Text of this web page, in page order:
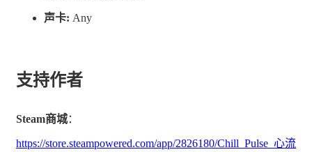
声卡: Any
支持作者
Steam商城：
https://store.steampowered.com/app/2826180/Chill_Pulse_心流